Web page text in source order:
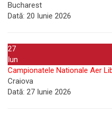
Bucharest
Dată: 20 Iunie 2026
27
Iun
Campionatele Nationale Aer
Craiova
Dată: 27 Iunie 2026